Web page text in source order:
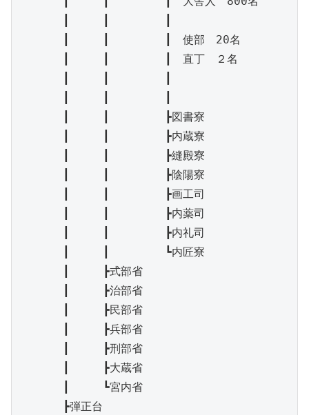
┃　　　┃　　　　　┃　使部　20名
┃　　　┃　　　　　┃　直丁　２名
┃　　　┃　　　　　┣図書寮
┃　　　┃　　　　　┣内蔵寮
┃　　　┃　　　　　┣縫殿寮
┃　　　┃　　　　　┣陰陽寮
┃　　　┃　　　　　┣画工司
┃　　　┃　　　　　┣内薬司
┃　　　┃　　　　　┣内礼司
┃　　　┃　　　　　┗内匠寮
┃　　　┣式部省
┃　　　┣治部省
┃　　　┣民部省
┃　　　┣兵部省
┃　　　┣刑部省
┃　　　┣大蔵省
┃　　　┗宮内省
┣弾正台